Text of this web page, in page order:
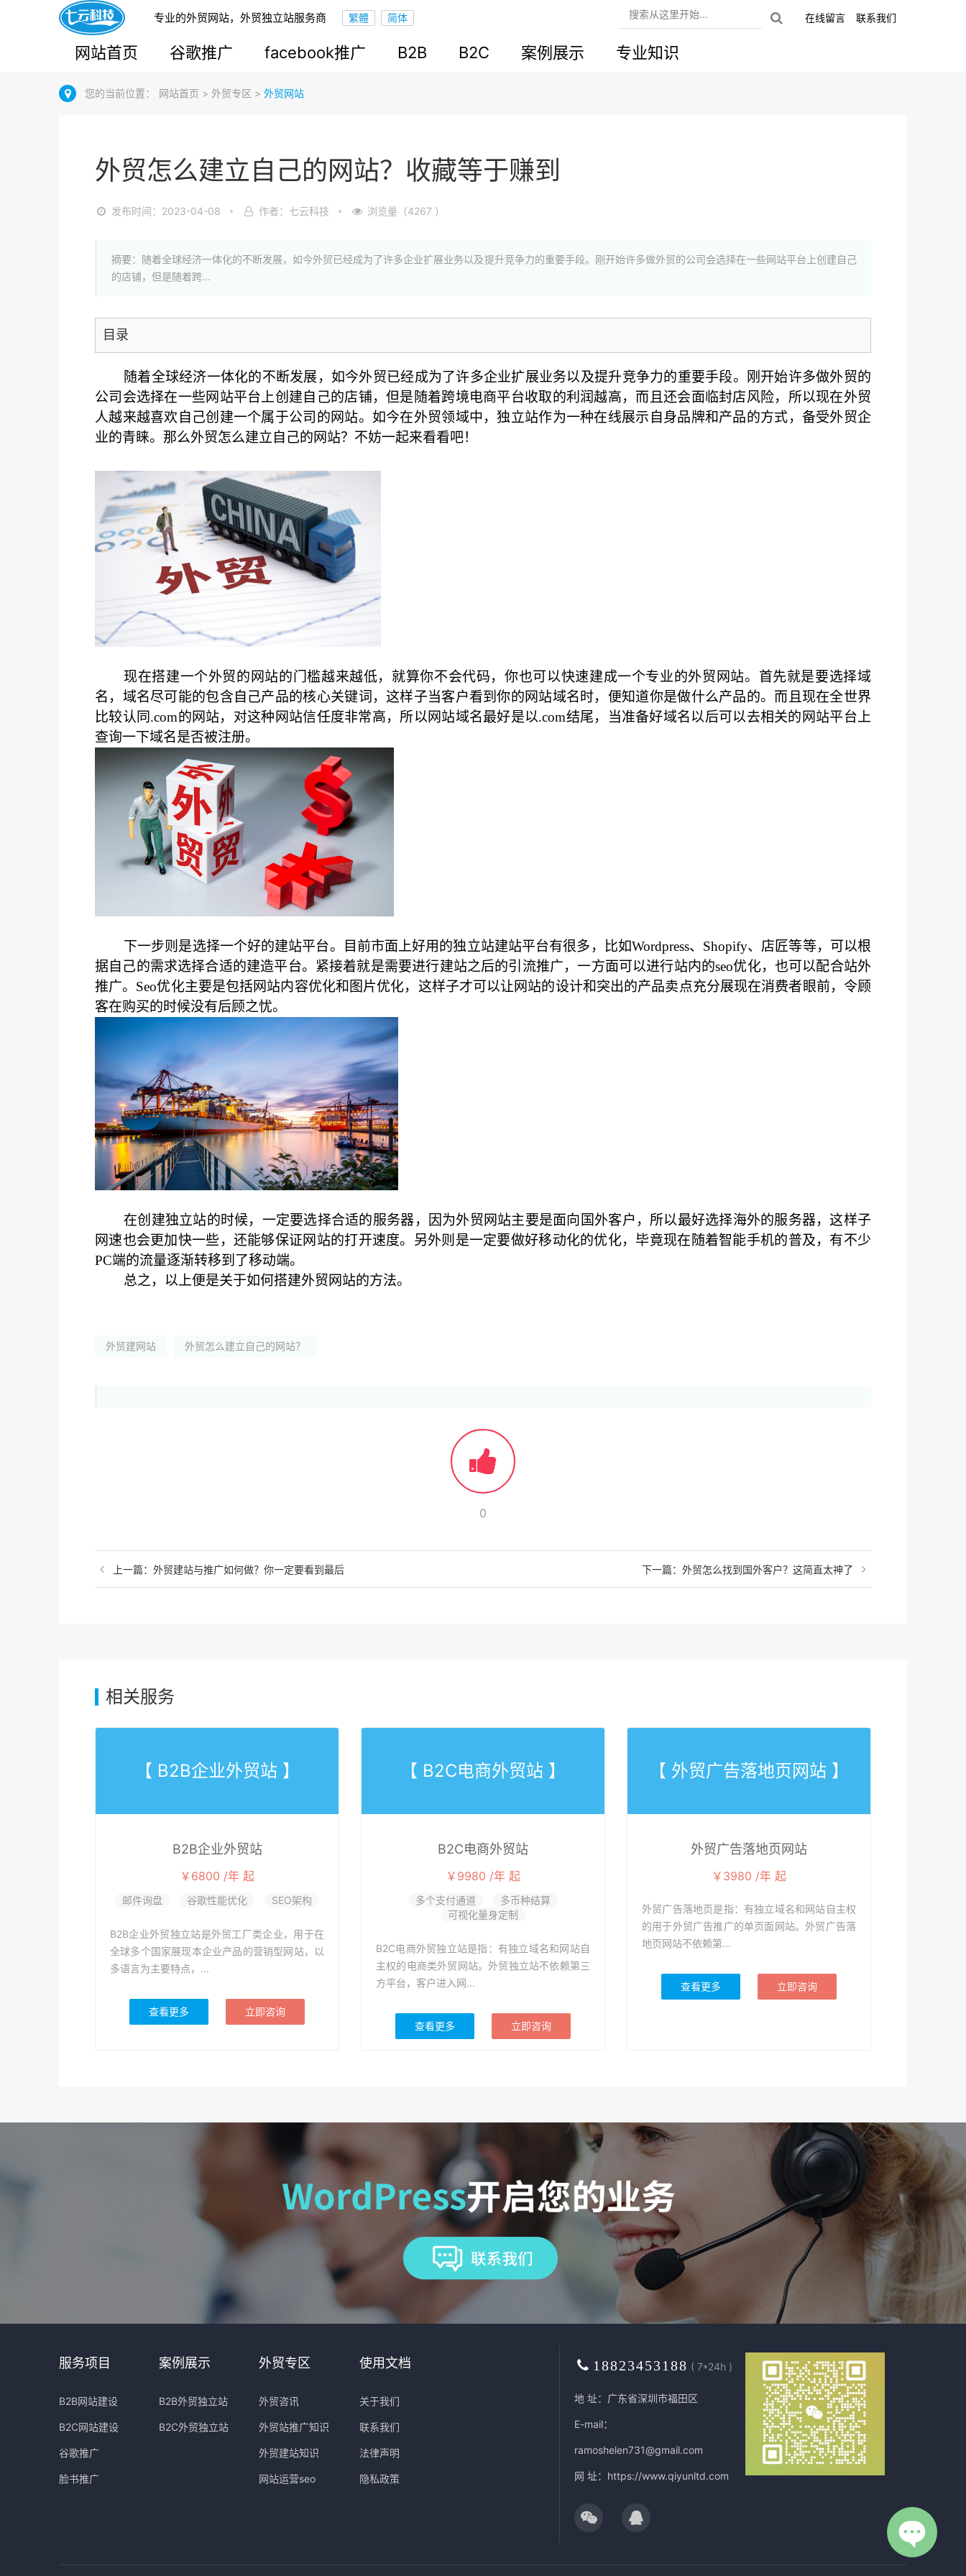
专业的外贸网站，外贸独立站服务商 在线留言 联系我们
网站首页 谷歌推广 facebook推广 B2B B2C 案例展示 专业知识
您的当前位置： 网站首页 > 外贸专区 > 外贸网站
外贸怎么建立自己的网站？收藏等于赚到
发布时间：2023-04-08 作者：七云科技 浏览量（4267 ）
摘要：随着全球经济一体化的不断发展，如今外贸已经成为了许多企业扩展业务以及提升竞争力的重要手段。刚开始许多做外贸的公司会选择在一些网站平台上创建自己
的店铺，但是随着跨...
目录
随着全球经济一体化的不断发展，如今外贸已经成为了许多企业扩展业务以及提升竞争力的重要手段。刚开始许多做外贸的
公司会选择在一些网站平台上创建自己的店铺，但是随着跨境电商平台收取的利润越高，而且还会面临封店风险，所以现在外贸
人越来越喜欢自己创建一个属于公司的网站。如今在外贸领域中，独立站作为一种在线展示自身品牌和产品的方式，备受外贸企
业的青睐。那么外贸怎么建立自己的网站？不妨一起来看看吧！
现在搭建一个外贸的网站的门槛越来越低，就算你不会代码，你也可以快速建成一个专业的外贸网站。首先就是要选择域
名，域名尽可能的包含自己产品的核心关键词，这样子当客户看到你的网站域名时，便知道你是做什么产品的。而且现在全世界
比较认同.com的网站，对这种网站信任度非常高，所以网站域名最好是以.com结尾，当准备好域名以后可以去相关的网站平台上
查询一下域名是否被注册。
下一步则是选择一个好的建站平台。目前市面上好用的独立站建站平台有很多，比如Wordpress、Shopify、店匠等等，可以根
据自己的需求选择合适的建造平台。紧接着就是需要进行建站之后的引流推广，一方面可以进行站内的seo优化，也可以配合站外
推广。Seo优化主要是包括网站内容优化和图片优化，这样子才可以让网站的设计和突出的产品卖点充分展现在消费者眼前，令顾
客在购买的时候没有后顾之忧。
在创建独立站的时候，一定要选择合适的服务器，因为外贸网站主要是面向国外客户，所以最好选择海外的服务器，这样子
网速也会更加快一些，还能够保证网站的打开速度。另外则是一定要做好移动化的优化，毕竟现在随着智能手机的普及，有不少
PC端的流量逐渐转移到了移动端。
总之，以上便是关于如何搭建外贸网站的方法。
外贸建网站 外贸怎么建立自己的网站？
0
上一篇：外贸建站与推广如何做？你一定要看到最后 下一篇：外贸怎么找到国外客户？这简直太神了
相关服务
【 B2B企业外贸站 】
B2B企业外贸站
￥6800 /年 起
邮件询盘 谷歌性能优化 SEO架构
B2B企业外贸独立站是外贸工厂类企业，用于在
全球多个国家展现本企业产品的营销型网站，以
多语言为主要特点，...
查看更多 立即咨询
【 B2C电商外贸站 】
B2C电商外贸站
￥9980 /年 起
多个支付通道
多币种结算
可视化量身定制
B2C电商外贸独立站是指：有独立域名和网站自
主权的电商类外贸网站。外贸独立站不依赖第三
方平台，客户进入网...
查看更多 立即咨询
【 外贸广告落地页网站 】
外贸广告落地页网站
￥3980 /年 起
外贸广告落地页是指：有独立域名和网站自主权
的用于外贸广告推广的单页面网站。外贸广告落
地页网站不依赖第...
查看更多 立即咨询
服务项目
B2B网站建设
B2C网站建设
谷歌推广
脸书推广
案例展示
B2B外贸独立站
B2C外贸独立站
外贸专区
外贸咨讯
外贸站推广知识
外贸建站知识
网站运营seo
使用文档
关于我们
联系我们
法律声明
隐私政策
18823453188 ( 7*24h )
地 址：广东省深圳市福田区
E-mail：
ramoshelen731@gmail.com
网 址： https://www.qiyunltd.com